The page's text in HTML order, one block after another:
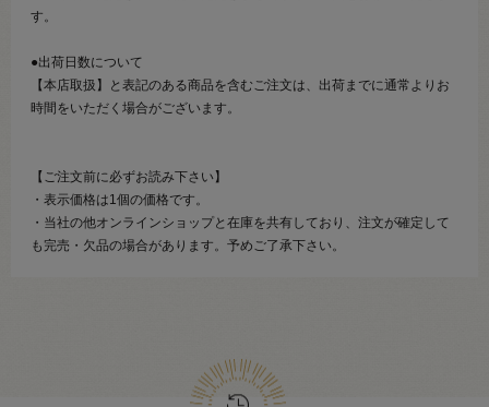
す。
●出荷日数について
【本店取扱】と表記のある商品を含むご注文は、出荷までに通常よりお
時間をいただく場合がございます。
【ご注文前に必ずお読み下さい】
・表示価格は1個の価格です。
・当社の他オンラインショップと在庫を共有しており、注文が確定して
も完売・欠品の場合があります。予めご了承下さい。